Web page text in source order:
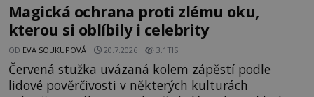
Magická ochrana proti zlému oku,
kterou si oblíbily i celebrity
OD EVA SOUKUPOVÁ 20.7.2026 3.1TIS
Červená stužka uvázaná kolem zápěstí podle
lidové pověrčivosti v některých kulturách